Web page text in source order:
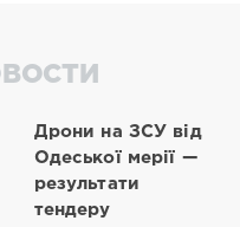
Дрони на ЗСУ від
Одеської мерії —
результати
тендеру